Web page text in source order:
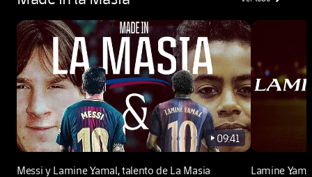
play-new
09:41
Messi y Lamine Yamal, talento de La Masia Lamine